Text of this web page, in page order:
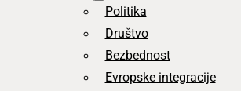
Politika
Društvo
Bezbednost
Evropske integracije